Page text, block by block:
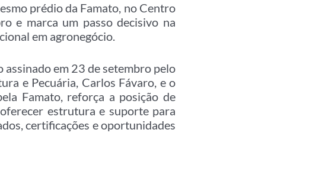
prédio da Famato, no Centro
e marca um passo decisivo na
em agronegócio.
em 23 de setembro pelo
e Pecuária, Carlos Fávaro, e o
Famato, reforça a posição de
estrutura e suporte para
certificações e oportunidades